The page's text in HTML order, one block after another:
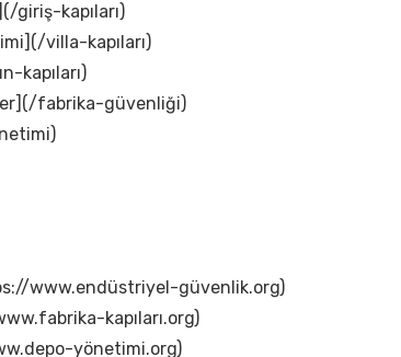
giriş-kapıları)
villa-kapıları)
kapıları)
fabrika-güvenliği)
www.endüstriyel-güvenlik.org)
kapıları.org)
yönetimi.org)